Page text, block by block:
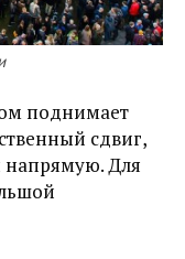
поднимает
сдвиг,
напрямую. Для